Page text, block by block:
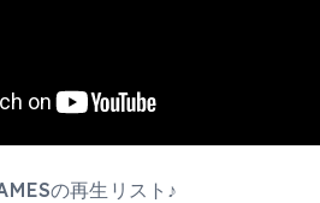
の再生リスト♪